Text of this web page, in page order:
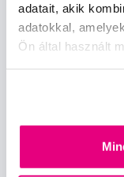
adatait, akik
adatokkal,
Ön által használt
A vásárlás
Kereskedelmi feltételek
Önnek ajánljuk